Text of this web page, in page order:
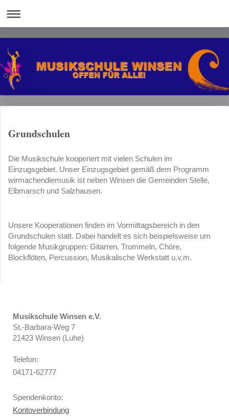
Grundschulen
Die Musikschule kooperiert mit vielen Schulen im
Einzugsgebiet. Unser Einzugsgebiet gemäß dem Programm
wirmachendiemusik ist neben Winsen die Gemeinden Stelle,
Elbmarsch und Salzhausen.
Unsere Kooperationen finden im Vormittagsbereich in den
Grundschulen statt. Dabei handelt es sich beispielsweise um
folgende Musikgruppen: Gitarren, Trommeln, Chöre,
Blockflöten, Percussion, Musikalische Werkstatt u.v.m.
Musikschule Winsen e.V.
St.-Barbara-Weg 7
21423 Winsen (Luhe)
Telefon:
04171-62777
Spendenkonto:
Kontoverbindung